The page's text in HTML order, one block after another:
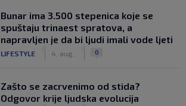
Bunar imа 3.500 stepenica koje se
spuštaju trinaest spratova, a
napravljen je da bi ljudi imali vode ljeti
LIFESTYLE 4. aug. 0
Zašto se zacrvenimo od stida?
Odgovor krije ljudska evolucija